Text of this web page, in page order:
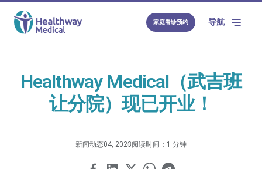
家庭看诊预约 导航
Healthway Medical（武吉班
让分院）现已开业！
新闻动态04, 2023阅读时间：1 分钟